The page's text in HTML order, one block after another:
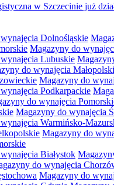
w Szczecinie już
Dolnośląskie
Magazyny do
Lubuskie
do wynajęcia
Magazyny do
Podkarpackie
do wynajęcia
Magazyny do wynajęcia
Warmińsko-
Magazyny do
Białystok
do wynajęcia
Magazyny do